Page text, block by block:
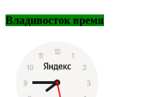
Владивосток время